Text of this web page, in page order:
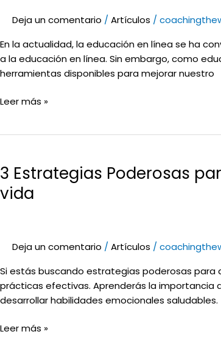
Deja un comentario /Artículos /
En la actualidad, la educación en línea se ha
a la educación en línea. Sin embargo, como
herramientas disponibles para mejorar nuestro
enseñanza
línea
Leer más »
3 Estrategias Poderosas
vida
Deja un comentario /Artículos /
Si estás buscando estrategias poderosas
prácticas efectivas. Aprenderás la importancia
desarrollar habilidades emocionales saludables.
Poderosas
para
aprender
tus
a
Manejar
las
en
Leer más »